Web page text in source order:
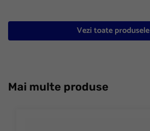
Vezi toate produsele
Mai multe produse